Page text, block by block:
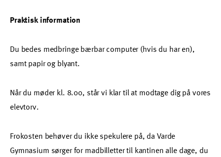
Praktisk information
Du bedes medbringe bærbar computer (hvis du har en),
samt papir og blyant.
Når du møder kl. 8.00, står vi klar til at modtage dig på vores
elevtorv.
Frokosten behøver du ikke spekulere på, da Varde
Gymnasium sørger for madbilletter til kantinen alle dage, du